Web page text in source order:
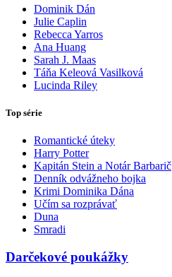
Dominik Dán
Julie Caplin
Rebecca Yarros
Ana Huang
Sarah J. Maas
Táňa Keleová Vasilková
Lucinda Riley
Top série
Romantické úteky
Harry Potter
Kapitán Stein a Notár Barbarič
Denník odvážneho bojka
Krimi Dominika Dána
Učím sa rozprávať
Duna
Smradi
Darčekové poukážky